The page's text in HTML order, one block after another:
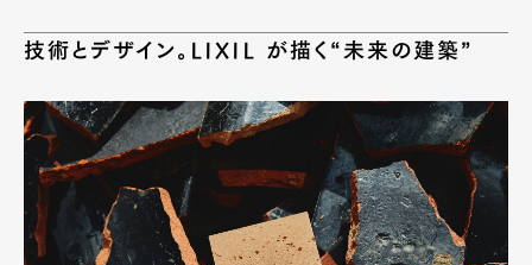
技術とデザイン。LIXIL が描く“未来の建築”